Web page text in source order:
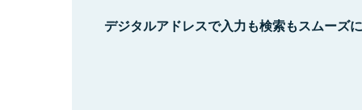
デジタルアドレスで入力も検索もスムーズ